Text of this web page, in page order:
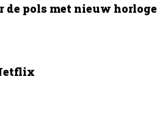
pols met nieuw horloge